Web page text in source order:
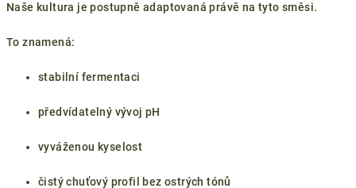
Naše kultura je postupně adaptovaná právě na tyto směsi.
To znamená:
stabilní fermentaci
předvídatelný vývoj pH
vyváženou kyselost
čistý chuťový profil bez ostrých tónů